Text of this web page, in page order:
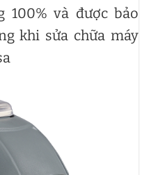
100% và được bảo
khi sửa chữa máy